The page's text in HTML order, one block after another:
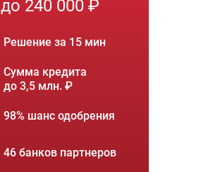
до 240 000 ₽
Решение за 15 мин
Сумма кредита
до 3,5 млн. ₽
98% шанс одобрения
46 банков партнеров